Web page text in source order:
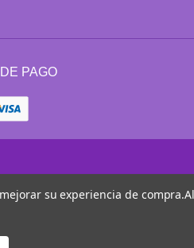
PAGO
su experiencia de compra.